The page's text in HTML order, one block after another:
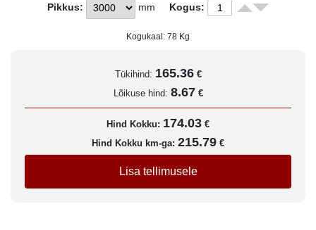
Pikkus: mm Kogus:
Kogukaal: 78 Kg
Tükihind: 165.36 €
Lõikuse hind: 8.67 €
Hind Kokku: 174.03 €
Hind Kokku km-ga: 215.79 €
Lisa tellimusele